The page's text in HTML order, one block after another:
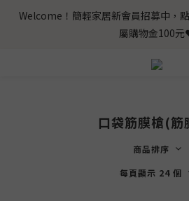
Welcome！簡輕家居新會員招募中，
屬購物金100
口袋筋膜槍(筋
商品排序
每頁顯示 24 個